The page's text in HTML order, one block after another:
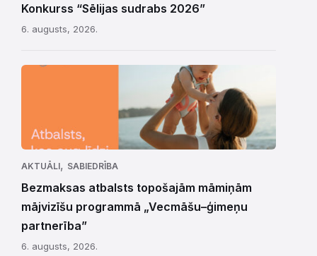
Konkurss “Sēlijas sudrabs 2026”
6. augusts, 2026.
AKTUĀLI, SABIEDRĪBA
Bezmaksas atbalsts topošajām māmiņām
mājvizīšu programmā „Vecmāšu–ģimeņu
partnerība”
6. augusts, 2026.